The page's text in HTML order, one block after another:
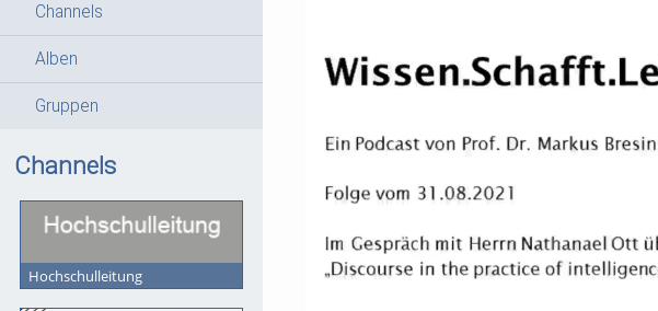
Channels
Alben
Gruppen
Channels
Hochschulleitung